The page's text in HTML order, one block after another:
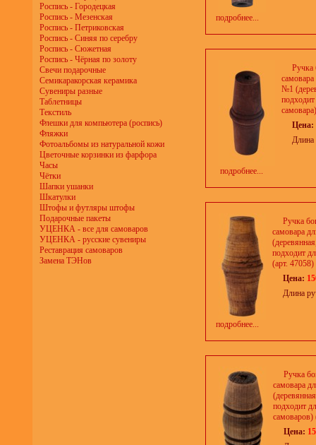
Роспись - Городецкая
Роспись - Мезенская
Роспись - Петриковская
Роспись - Синяя по серебру
Роспись - Сюжетная
Роспись - Чёрная по золоту
Свечи подарочные
Семикаракорская керамика
Сувениры разные
Таблетницы
Текстиль
Флешки для компьютера (роспись)
Фляжки
Фотоальбомы из натуральной кожи
Цветочные корзинки из фарфора
Часы
Чётки
Шапки ушанки
Шкатулки
Штофы и футляры штофы
Подарочные пакеты
УЦЕНКА - все для самоваров
УЦЕНКА - русские сувениры
Реставрация самоваров
Замена ТЭНов
подробнее...
подробнее...
Ручка
№1
Цена:
Длина
подробнее...
Ручка
самовара
подходит
(арт. 47058)
Цена:
Длина
Ручка
самовара
подходит
самоваров)
Цена: